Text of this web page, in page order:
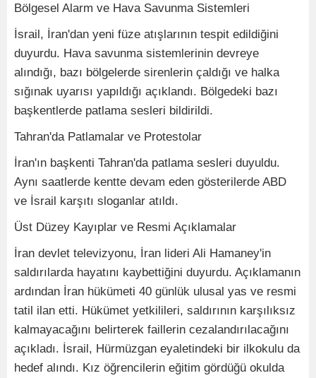
Bölgesel Alarm ve Hava Savunma Sistemleri
İsrail, İran'dan yeni füze atışlarının tespit edildiğini
duyurdu. Hava savunma sistemlerinin devreye
alındığı, bazı bölgelerde sirenlerin çaldığı ve halka
sığınak uyarısı yapıldığı açıklandı. Bölgedeki bazı
başkentlerde patlama sesleri bildirildi.
Tahran'da Patlamalar ve Protestolar
İran'ın başkenti Tahran'da patlama sesleri duyuldu.
Aynı saatlerde kentte devam eden gösterilerde ABD
ve İsrail karşıtı sloganlar atıldı.
Üst Düzey Kayıplar ve Resmi Açıklamalar
İran devlet televizyonu, İran lideri Ali Hamaney'in
saldırılarda hayatını kaybettiğini duyurdu. Açıklamanın
ardından İran hükümeti 40 günlük ulusal yas ve resmi
tatil ilan etti. Hükümet yetkilileri, saldırının karşılıksız
kalmayacağını belirterek faillerin cezalandırılacağını
açıkladı. İsrail, Hürmüzgan eyaletindeki bir ilkokulu da
hedef alındı. Kız öğrencilerin eğitim gördüğü okulda